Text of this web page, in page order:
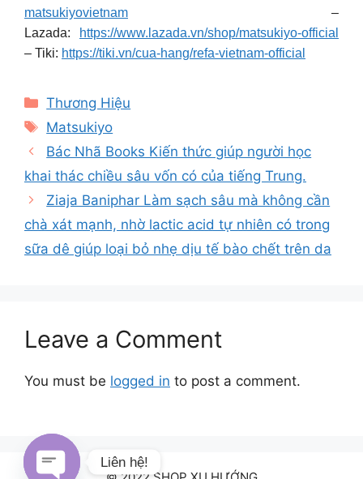
matsukiyovietnam –
Lazada:
https://www.lazada.vn/shop/matsukiyo-official
– Tiki: https://tiki.vn/cua-hang/refa-vietnam-official
Categories
Thương Hiệu
Tags
Matsukiyo
Bác Nhã Books Kiến thức giúp người học
khai thác chiều sâu vốn có của tiếng Trung.
Ziaja Baniphar Làm sạch sâu mà không cần
chà xát mạnh, nhờ lactic acid tự nhiên có trong
sữa dê giúp loại bỏ nhẹ dịu tế bào chết trên da
Leave a Comment
You must be logged in to post a comment.
Liên hệ!